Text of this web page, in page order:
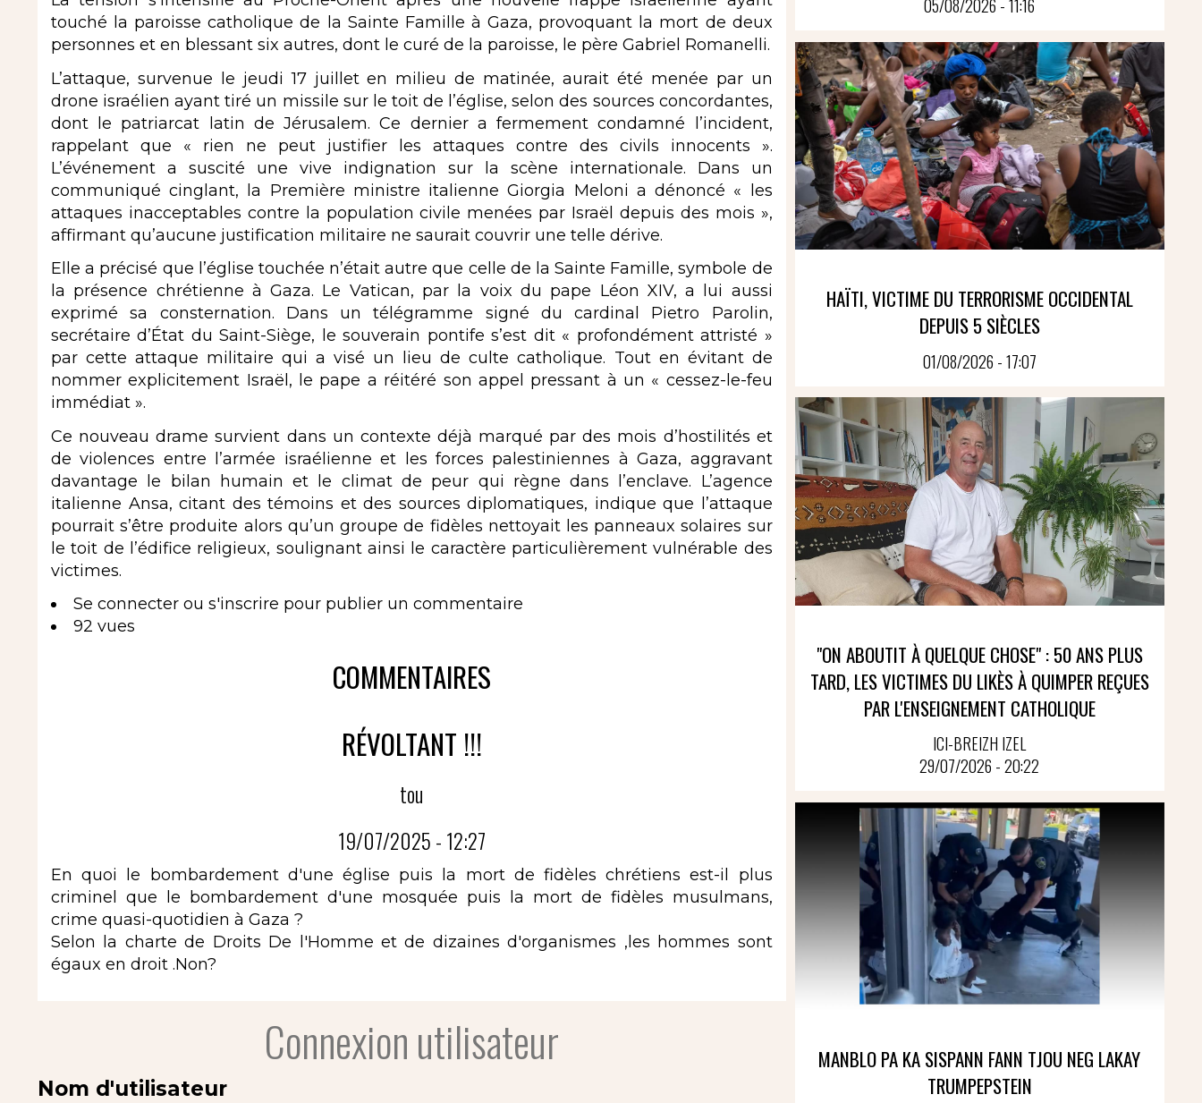
touché la paroisse catholique de la Sainte Famille à Gaza, provoquant la mort de deux
personnes et en blessant six autres, dont le curé de la paroisse, le père Gabriel Romanelli.
L’attaque, survenue le jeudi 17 juillet en milieu de matinée, aurait été menée par un
drone israélien ayant tiré un missile sur le toit de l’église, selon des sources concordantes,
dont le patriarcat latin de Jérusalem. Ce dernier a fermement condamné l’incident,
rappelant que « rien ne peut justifier les attaques contre des civils innocents ».
L’événement a suscité une vive indignation sur la scène internationale. Dans un
communiqué cinglant, la Première ministre italienne Giorgia Meloni a dénoncé « les
attaques inacceptables contre la population civile menées par Israël depuis des mois »,
affirmant qu’aucune justification militaire ne saurait couvrir une telle dérive.
Elle a précisé que l’église touchée n’était autre que celle de la Sainte Famille, symbole de
la présence chrétienne à Gaza. Le Vatican, par la voix du pape Léon XIV, a lui aussi
exprimé sa consternation. Dans un télégramme signé du cardinal Pietro Parolin,
secrétaire d’État du Saint-Siège, le souverain pontife s’est dit « profondément attristé »
par cette attaque militaire qui a visé un lieu de culte catholique. Tout en évitant de
nommer explicitement Israël, le pape a réitéré son appel pressant à un « cessez-le-feu
immédiat ».
Ce nouveau drame survient dans un contexte déjà marqué par des mois d’hostilités et
de violences entre l’armée israélienne et les forces palestiniennes à Gaza, aggravant
davantage le bilan humain et le climat de peur qui règne dans l’enclave. L’agence
italienne Ansa, citant des témoins et des sources diplomatiques, indique que l’attaque
pourrait s’être produite alors qu’un groupe de fidèles nettoyait les panneaux solaires sur
le toit de l’édifice religieux, soulignant ainsi le caractère particulièrement vulnérable des
victimes.
Se connecter ou s'inscrire pour publier un commentaire
92 vues
COMMENTAIRES
RÉVOLTANT !!!
tou
19/07/2025 - 12:27
En quoi le bombardement d'une église puis la mort de fidèles chrétiens est-il plus
criminel que le bombardement d'une mosquée puis la mort de fidèles musulmans,
crime quasi-quotidien à Gaza ?
Selon la charte de Droits De l'Homme et de dizaines d'organismes ,les hommes sont
égaux en droit .Non?
Connexion utilisateur
Nom d'utilisateur
05/08/2026 - 11:16
HAÏTI, VICTIME DU TERRORISME OCCIDENTAL
DEPUIS 5 SIÈCLES
01/08/2026 - 17:07
"ON ABOUTIT À QUELQUE CHOSE" : 50 ANS PLUS
TARD, LES VICTIMES DU LIKÈS À QUIMPER REÇUES
PAR L'ENSEIGNEMENT CATHOLIQUE
ICI-BREIZH IZEL
29/07/2026 - 20:22
MANBLO PA KA SISPANN FANN TJOU NEG LAKAY
TRUMPEPSTEIN